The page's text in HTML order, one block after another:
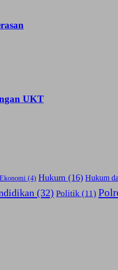
UKT
Ekonomi (4) Hukum (16) Hukum
(32) Politik (11)